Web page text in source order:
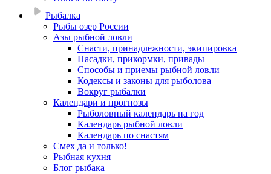
Рыбалка
Рыбы озер России
Азы рыбной ловли
Снасти, принадлежности, экипировка
Насадки, прикормки, привады
Способы и приемы рыбной ловли
Кодексы и законы для рыболова
Вокруг рыбалки
Календари и прогнозы
Рыболовный календарь на год
Календарь рыбной ловли
Календарь по снастям
Смех да и только!
Рыбная кухня
Блог рыбака